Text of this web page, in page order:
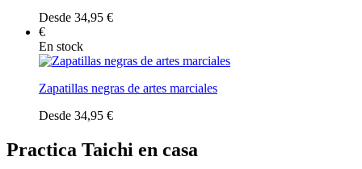
Desde 34,95 €
€
En stock
Zapatillas negras de artes marciales
Desde 34,95 €
Practica Taichi en casa